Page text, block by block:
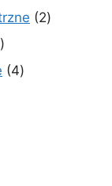
22
68
produktów
44